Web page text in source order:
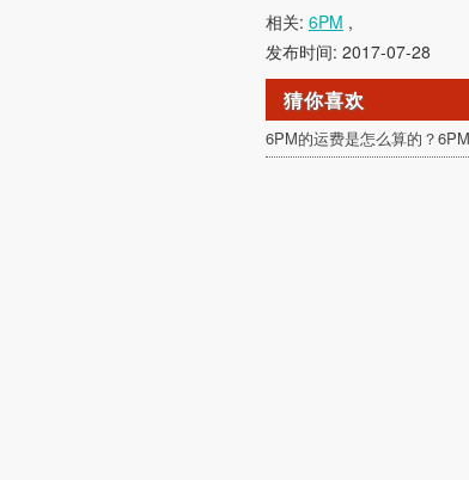
相关: 6PM ,
发布时间: 2017-07-28
猜你喜欢
6PM的运费是怎么算的？